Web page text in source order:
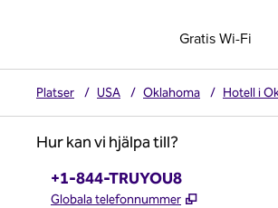
Gratis Wi-Fi
Platser / USA / Oklahoma / Hotell i
Hur kan vi hjälpa till?
Telefon:
+1-844-TRUYOU8
Globala telefonnummer ,